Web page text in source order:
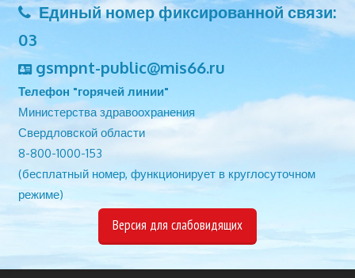
Единый номер фиксированной связи:
03
gsmpnt-public@mis66.ru
Телефон "горячей линии"
Министерства здравоохранения
Свердловской области
8-800-1000-153
(бесплатный номер, функционирует в круглосуточном
режиме)
Версия для слабовидящих